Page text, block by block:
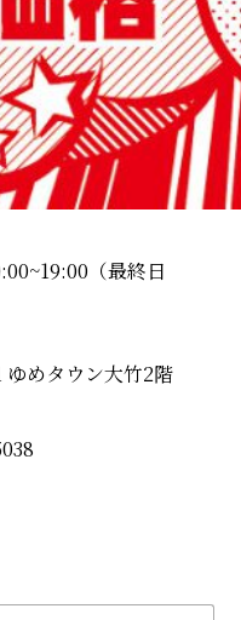
（最終日
めタウン大竹2階